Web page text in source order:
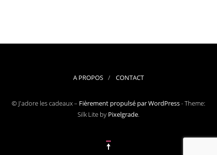
A PROPOS CONTACT
© J'adore les cadeaux – Fièrement propulsé par WordPress-Theme:
Silk Lite by Pixelgrade.